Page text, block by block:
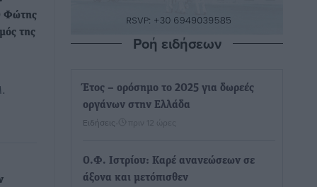
Φώτης
της
Ροή ειδήσεων
Έτος – ορόσημο το 2025 για δωρεές
οργάνων στην Ελλάδα
Ειδήσεις πριν 12 ώρες
Ο.Φ. Ιστρίου: Καρέ ανανεώσεων σε
άξονα και μετόπισθεν